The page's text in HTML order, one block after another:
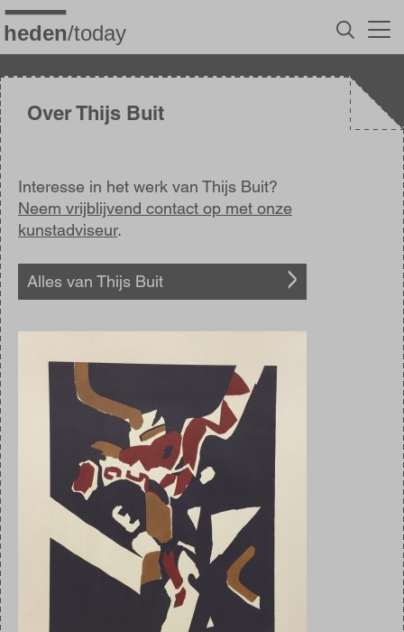
Overslaan
en
naar
inhoud
gaanOver Thijs Buit
Interesse in het werk van Thijs Buit?
Neem vrijblijvend contact op met onze
kunstadviseur.
Alles van Thijs Buit